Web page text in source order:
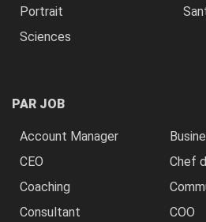
Portrait
Sciences
PAR JOB
Account Manager
CEO
Chef
Coaching
Consultant
COO